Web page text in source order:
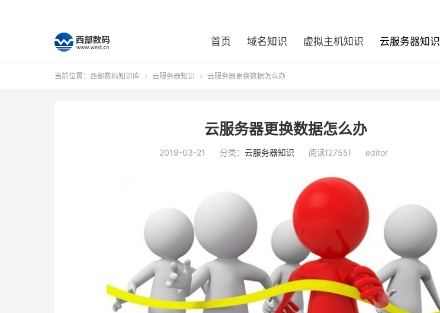
首页 域名知识 虚拟主机知识 云服务器知识
当前位置： 西部数码知识库  云服务器知识  云服务器更换数据怎么办
云服务器更换数据怎么办
2019-03-21 分类： 云服务器知识 阅读(2755) editor